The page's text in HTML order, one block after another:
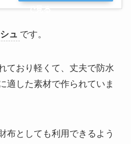
で見る
ュ です。
ており軽くて、丈夫で防水
適した素材で作られていま
布としても利用できるよう